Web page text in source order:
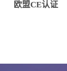
欧盟CE认证